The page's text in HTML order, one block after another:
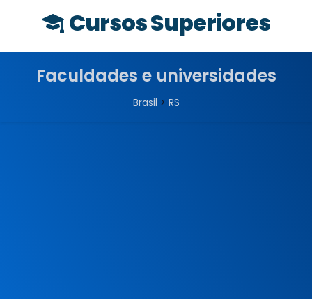
Cursos Superiores
Faculdades e universidades
Brasil > RS